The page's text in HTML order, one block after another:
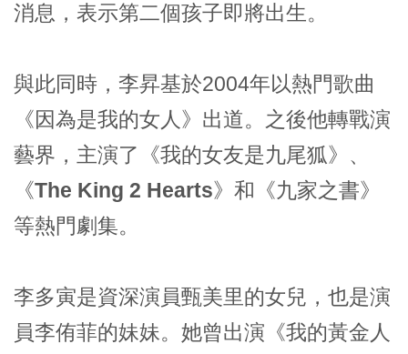
消息，表示第二個孩子即將出生。
與此同時，李昇基於2004年以熱門歌曲
《因為是我的女人 》出道。之後他轉戰演
藝界，主演了《我的女友是九尾狐》、
《The King 2 Hearts》和《九家之書》
等熱門劇集。
李多寅是資深演員甄美里的女兒，也是演
員李侑菲的妹妹。她曾出演《我的黃金人